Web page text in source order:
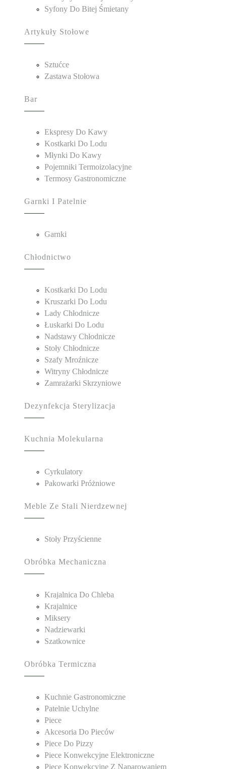
Syfony Do Bitej Śmietany
Artykuły Stołowe
Sztućce
Zastawa Stołowa
Bar
Ekspresy Do Kawy
Kostkarki Do Lodu
Młynki Do Kawy
Pojemniki Termoizolacyjne
Termosy Gastronomiczne
Garnki I Patelnie
Garnki
Chłodnictwo
Kostkarki Do Lodu
Kruszarki Do Lodu
Lady Chłodnicze
Łuskarki Do Lodu
Nadstawy Chłodnicze
Stoły Chłodnicze
Szafy Mroźnicze
Witryny Chłodnicze
Zamrażarki Skrzyniowe
Dezynfekcja Sterylizacja
Kuchnia Molekularna
Cyrkulatory
Pakowarki Próżniowe
Meble Ze Stali Nierdzewnej
Stoły Przyścienne
Obróbka Mechaniczna
Krajalnica Do Chleba
Krajalnice
Miksery
Nadziewarki
Szatkownice
Obróbka Termiczna
Kuchnie Gastronomiczne
Patelnie Uchylne
Piece
Akcesoria Do Pieców
Piece Do Pizzy
Piece Konwekcyjne Elektroniczne
Piece Konwekcyjne Z Naparowaniem